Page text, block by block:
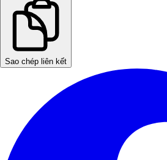
Sao chép liên kết